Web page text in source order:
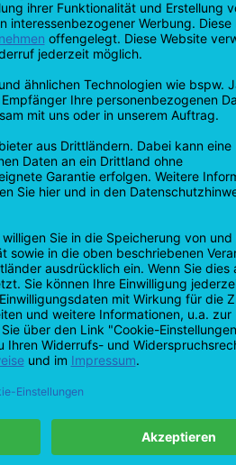
Shop für Bio-Pflege,
sowie alles für deine
für entspannte
Mein Konto
Kundenkonto anlegen
Meine Bestellungen
Meine Nachrichten (Tickets)
Mein Wunschzettel
Folge uns